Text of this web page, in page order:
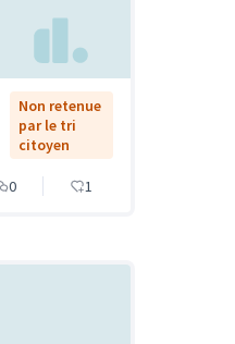
Non retenue
par le tri
citoyen
0 1